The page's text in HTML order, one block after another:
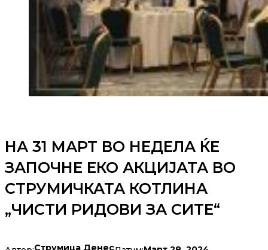
НА 31 МАРТ ВО НЕДЕЛА ЌЕ
ЗАПОЧНЕ ЕКО АКЦИЈАТА ВО
СТРУМИЧКАТА КОТЛИНА
„ЧИСТИ РИДОВИ ЗА СИТЕ“